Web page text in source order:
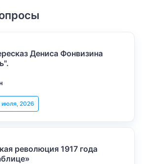
Дениса Фонвизина
июля, 2026
революция 1917 года